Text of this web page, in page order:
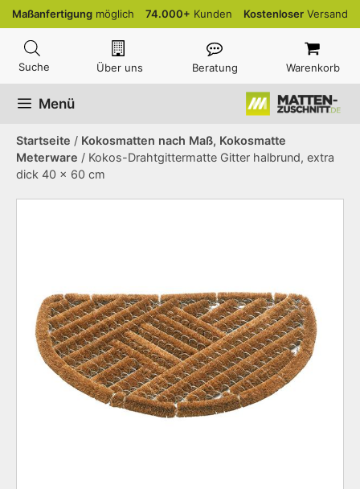
Zum
Inhalt
springen
Maßanfertigung möglich 74.000+ Kunden Kostenloser Versand
Über uns Beratung Warenkorb
Menü
Startseite / Kokosmatten nach Maß, Kokosmatte
Meterware / Kokos-Drahtgittermatte Gitter halbrund, extra
dick 40 x 60 cm